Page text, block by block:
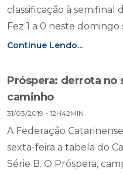
classificação à semifinal
Fez 1 a 0 neste domingo
Continue Lendo...
Próspera: derrota no
caminho
31/03/2019 - 12H42MIN
A Federação
sexta-feira a tabela do
Série B. O Próspera,